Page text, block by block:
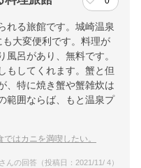
れる旅館です。城崎温泉
大変便利です。料理が
呂があり、無料です。
もしてくれます。蟹と但
、特に焼き蟹や蟹雑炊は
範囲ならば、もと温泉プ
はカニを満喫したい。
んの回答（投稿日：2021/11/ 4）